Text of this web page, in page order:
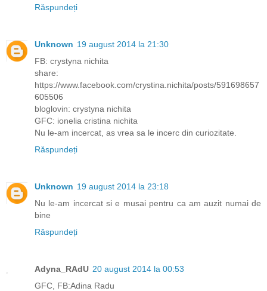
Răspundeți
Unknown 19 august 2014 la 21:30
FB: crystyna nichita
share:
https://www.facebook.com/crystina.nichita/posts/591698657
605506
bloglovin: crystyna nichita
GFC: ionelia cristina nichita
Nu le-am incercat, as vrea sa le incerc din curiozitate.
Răspundeți
Unknown 19 august 2014 la 23:18
Nu le-am incercat si e musai pentru ca am auzit numai de
bine
Răspundeți
Adyna_RAdU 20 august 2014 la 00:53
GFC, FB:Adina Radu